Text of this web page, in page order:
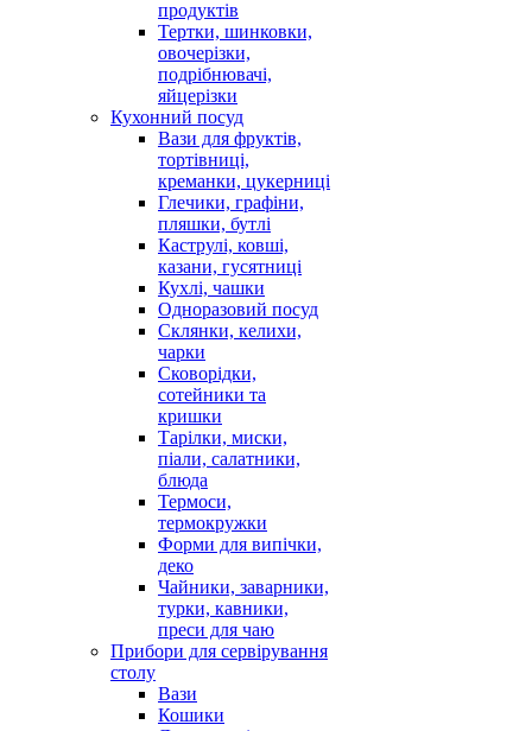
продуктів
Тертки, шинковки,
овочерізки,
подрібнювачі,
яйцерізки
Кухонний посуд
Вази для фруктів,
тортівниці,
креманки, цукерниці
Глечики, графіни,
пляшки, бутлі
Каструлі, ковші,
казани, гусятниці
Кухлі, чашки
Одноразовий посуд
Склянки, келихи,
чарки
Сковорідки,
сотейники та
кришки
Тарілки, миски,
піали, салатники,
блюда
Термоси,
термокружки
Форми для випічки,
деко
Чайники, заварники,
турки, кавники,
преси для чаю
Прибори для сервірування
столу
Вази
Кошики